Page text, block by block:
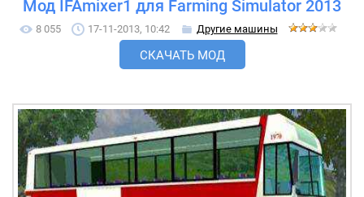
Мод IFAmixer1 для Farming Simulator 2013
8 055 17-11-2013, 10:42 Другие машины
СКАЧАТЬ МОД